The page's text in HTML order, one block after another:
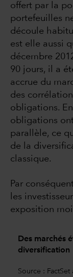
offert par la
portefeuilles
découle
est elle aussi
décembre
90 jours, il a
accrue du
des
obligations.
obligations
parallèle, ce
de la
classique.
Par
les
exposition
Des marchés
diversification
Source :